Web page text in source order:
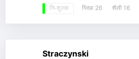
नि: शुल्क ग्लिफ़ 26 शैली 16
Straczynski